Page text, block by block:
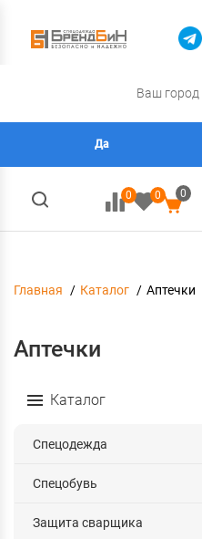
Ваш город
Да
0 0 0
Главная Каталог Аптечки
Аптечки
Каталог
Спецодежда
Спецобувь
Защита сварщика